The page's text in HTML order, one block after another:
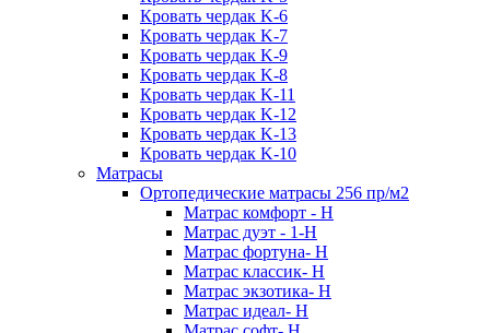
Кровать чердак K-6
Кровать чердак K-7
Кровать чердак K-9
Кровать чердак K-8
Кровать чердак K-11
Кровать чердак K-12
Кровать чердак K-13
Кровать чердак K-10
Матрасы
Ортопедические матрасы 256 пр/м2
Матрас комфорт - Н
Матрас дуэт - 1-Н
Матрас фортуна- Н
Матрас классик- Н
Матрас экзотика- Н
Матрас идеал- Н